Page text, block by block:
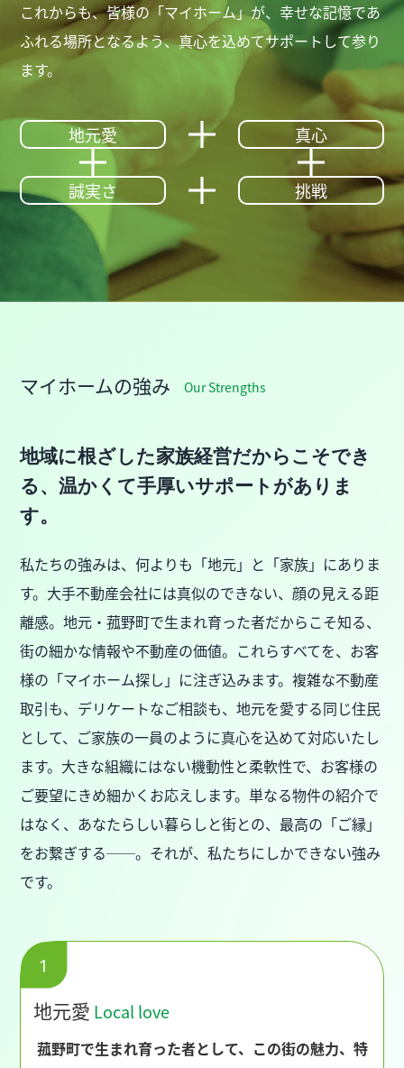
これからも、皆様の「マイホーム」が、幸せな記憶であ
ふれる場所となるよう、真心を込めてサポートして参り
ます。
地元愛 真心
誠実さ 挑戦
マイホームの強み Our Strengths
地域に根ざした家族経営だからこそでき
る、温かくて手厚いサポートがありま
す。
私たちの強みは、何よりも「地元」と「家族」にありま
す。大手不動産会社には真似のできない、顔の見える距
離感。地元・菰野町で生まれ育った者だからこそ知る、
街の細かな情報や不動産の価値。これらすべてを、お客
様の「マイホーム探し」に注ぎ込みます。複雑な不動産
取引も、デリケートなご相談も、地元を愛する同じ住民
として、ご家族の一員のように真心を込めて対応いたし
ます。大きな組織にはない機動性と柔軟性で、お客様の
ご要望にきめ細かくお応えします。単なる物件の紹介で
はなく、あなたらしい暮らしと街との、最高の「ご縁」
をお繋ぎする──。それが、私たちにしかできない強み
です。
地元愛 Local love
菰野町で生まれ育った者として、この街の魅力、特